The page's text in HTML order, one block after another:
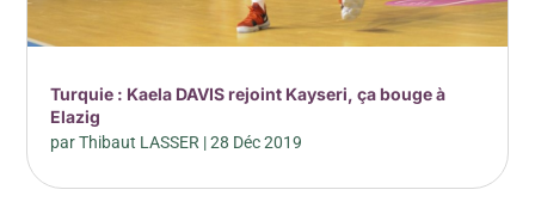
Turquie : Kaela DAVIS rejoint Kayseri, ça bouge à
Elazig
parThibaut LASSER |28 Déc 2019